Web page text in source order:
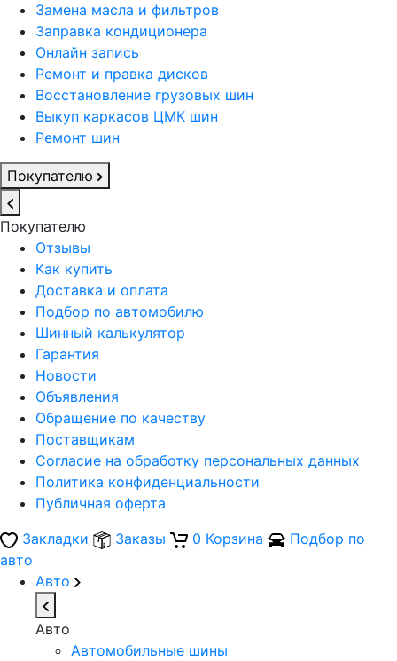
Замена масла и фильтров
Заправка кондиционера
Онлайн запись
Ремонт и правка дисков
Восстановление грузовых шин
Выкуп каркасов ЦМК шин
Ремонт шин
Покупателю
Покупателю
Отзывы
Как купить
Доставка и оплата
Подбор по автомобилю
Шинный калькулятор
Гарантия
Новости
Объявления
Обращение по качеству
Поставщикам
Согласие на обработку персональных данных
Политика конфиденциальности
Публичная оферта
Закладки
Заказы 0 Корзина
Подбор по
авто
Авто
Авто
Автомобильные шины